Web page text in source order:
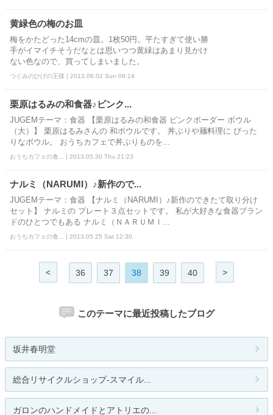
黄緑色の梅のお皿
梅をかたどった14cmの皿。1枚50円。平たすぎて使い勝
手がイマイチそうだなとは思いつつ黄緑はあまり見かけ
ない色なので、買ってしまいました。
つぐみのひげの王様 | 2013.06.02 Sun 09:14
栗原はるみの和食器♪ピンク...
JUGEMテーマ：食器 【栗原はるみの和食器 ピンクボーダー ボウル
（大）】 栗原はるみさんの 和ボウルです。 丼ぶりや麺料理に ぴった
りなボウル。 おうちカフェで丼ぶりものを...
おうちカフェの食... | 2013.05.30 Thu 21:23
ナルミ（NARUMI）♪新作ので...
JUGEMテーマ：食器 【ナルミ（NARUMI）♪新作のできたて取り分け
セット】 ナルミの プレート３点セットです。 私が大好きな食器ブラン
ドのひとつでもある ナルミ（ＮＡＲＵＭＩ...
おうちカフェの食... | 2013.05.25 Sat 12:30
< 36 37 38 39 40 >
このテーマに最近投稿したブログ
坂井春明堂
総合リサイクルショップ-スマイル...
ガロンのハンドメイドとアトリエの...